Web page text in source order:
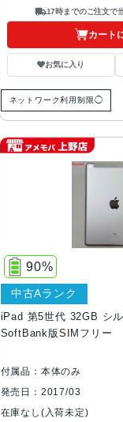
17時までのご注文で
カート
お気に入り
ネットワーク利用制限◯
iPad 第5世代 32GB シ
SoftBank版SIMフリー
90%
中古Aランク
付属品：本体のみ
発売日：2017/03
在庫なし(入荷未定)